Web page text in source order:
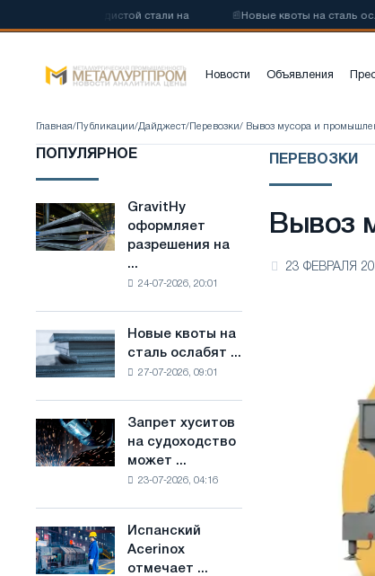
стали на Новые квоты на сталь
Новости Объявления
Главная/ Публикации/Дайджест/ Перевозки/ Вывоз мусора и
ПОПУЛЯРНОЕ
GravitHy
оформляет
разрешения
строительство
производству
низкоуглеродистой
на
основе
водорода
во
GravitHy
оформляет
разрешения на
...
24-07-2026, 20:01
Новые
квоты
на
конкуренцию
в
Новые квоты на
сталь ослабят ...
27-07-2026, 09:01
Запрет
хуситов
на
импорт
Саудовской
Запрет хуситов
на судоходство
может ...
23-07-2026, 04:16
Испанский
Acerinox
отмечает
Испанский
Acerinox
отмечает ...
ПЕРЕВОЗКИ
Вывоз
23 ФЕВРАЛЯ